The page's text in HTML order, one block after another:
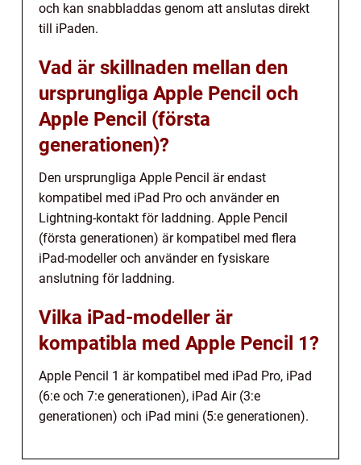
och kan snabbladdas genom att anslutas direkt
till iPaden.
Vad är skillnaden mellan den
ursprungliga Apple Pencil och
Apple Pencil (första
generationen)?
Den ursprungliga Apple Pencil är endast
kompatibel med iPad Pro och använder en
Lightning-kontakt för laddning. Apple Pencil
(första generationen) är kompatibel med flera
iPad-modeller och använder en fysiskare
anslutning för laddning.
Vilka iPad-modeller är
kompatibla med Apple Pencil 1?
Apple Pencil 1 är kompatibel med iPad Pro, iPad
(6:e och 7:e generationen), iPad Air (3:e
generationen) och iPad mini (5:e generationen).